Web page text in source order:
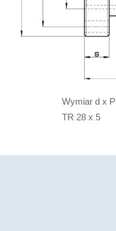
Wymiar d x P
TR 28 x 5